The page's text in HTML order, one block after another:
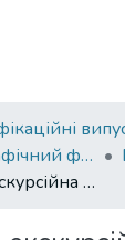
Геолого-географічний факультет
Туристично-екскурсійна робота зі школярами